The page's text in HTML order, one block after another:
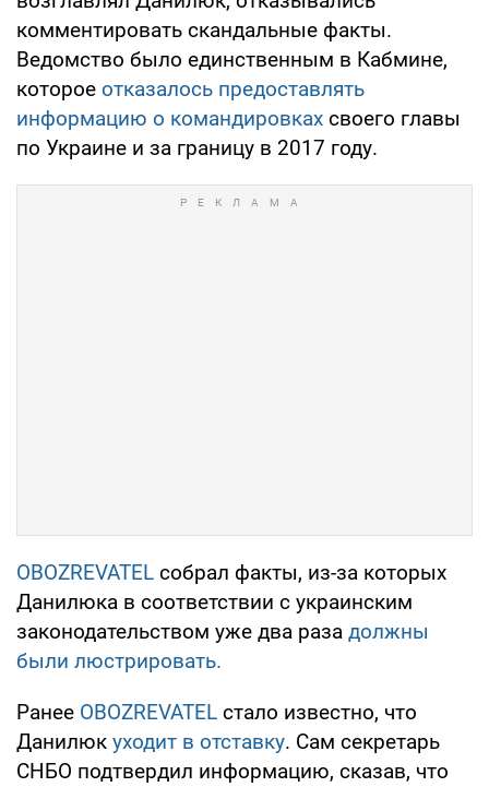
комментировать скандальные факты.
Ведомство было единственным в Кабмине,
которое отказалось предоставлять
информацию о командировках своего главы
по Украине и за границу в 2017 году.
OBOZREVATEL собрал факты, из-за которых
Данилюка в соответствии с украинским
законодательством уже два раза должны
были люстрировать.
Ранее OBOZREVATEL стало известно, что
Данилюк уходит в отставку. Сам секретарь
СНБО подтвердил информацию, сказав, что